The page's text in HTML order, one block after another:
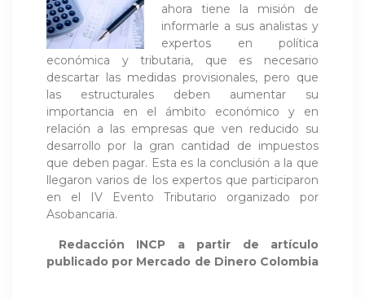
ahora tiene la misión de
informarle a sus analistas y
expertos en política
económica y tributaria, que es necesario
descartar las medidas provisionales, pero que
las estructurales deben aumentar su
importancia en el ámbito económico y en
relación a las empresas que ven reducido su
desarrollo por la gran cantidad de impuestos
que deben pagar. Esta es la conclusión a la que
llegaron varios de los expertos que participaron
en el IV Evento Tributario organizado por
Asobancaria.
Redacción INCP a partir de artículo
publicado por Mercado de Dinero Colombia